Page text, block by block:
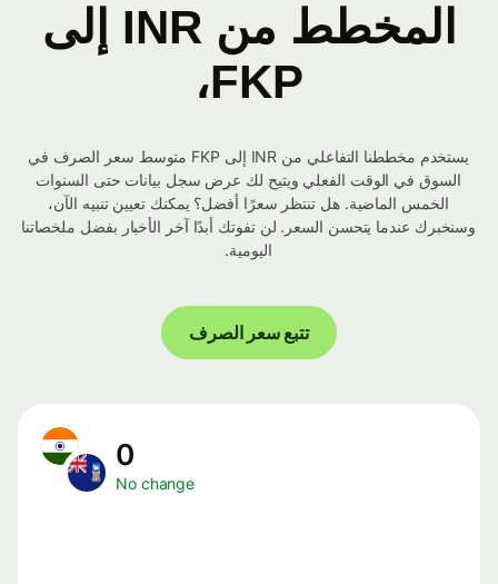
المخطط من INR إلى
FKP،
يستخدم مخططنا التفاعلي من INR إلى FKP متوسط ​​سعر الصرف في
السوق في الوقت الفعلي ويتيح لك عرض سجل بيانات حتى السنوات
الخمس الماضية. هل تنتظر سعرًا أفضل؟ يمكنك تعيين تنبيه الآن،
وسنخبرك عندما يتحسن السعر. لن تفوتك أبدًا آخر الأخبار بفضل ملخصاتنا
اليومية.
تتبع سعر الصرف
No change